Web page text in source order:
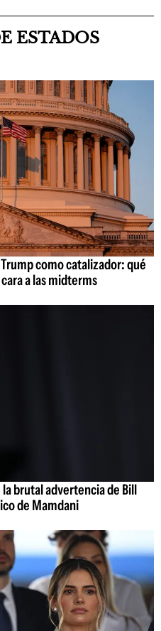
ESTADOS
como catalizador: qué
a las midterms
brutal advertencia de Bill
de Mamdani